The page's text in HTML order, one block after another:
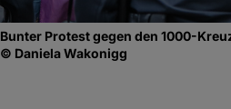
Bunter Protest gegen den 1000-
© Daniela Wakonigg